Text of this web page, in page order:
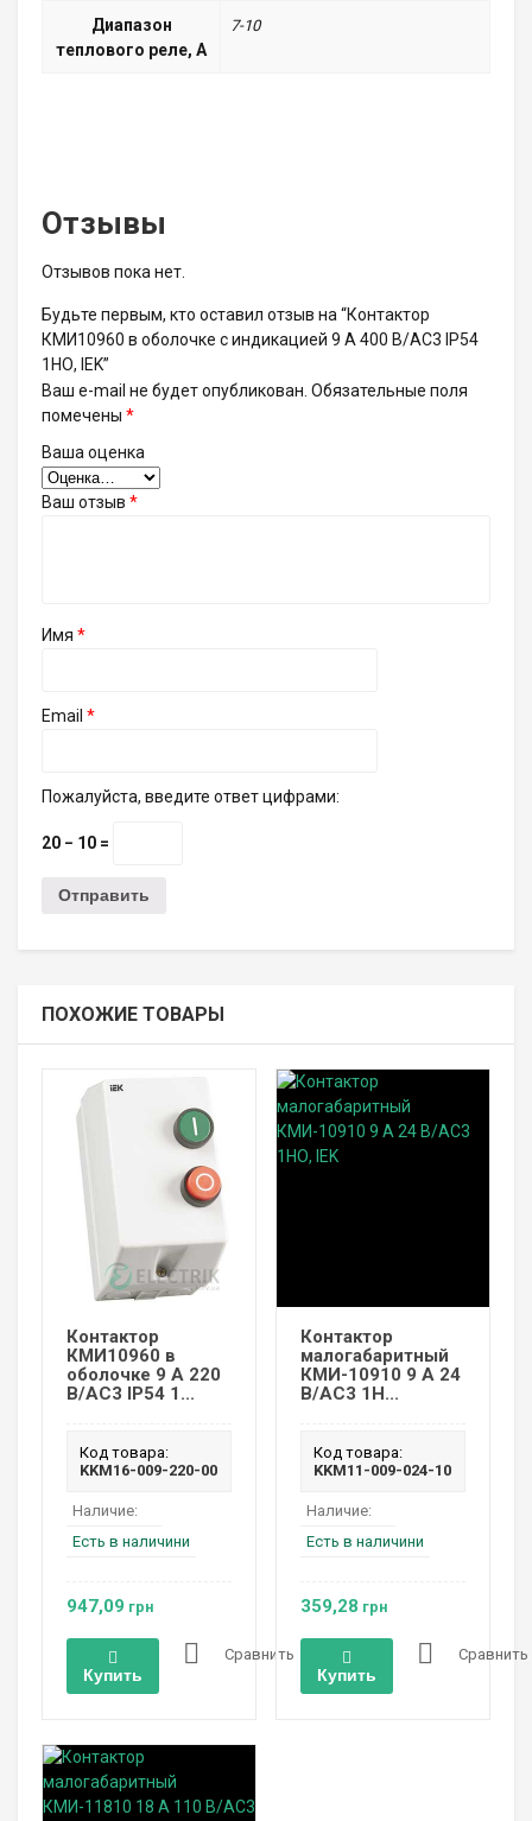
Диапазон
теплового реле, А
7-10
Отзывы
Отзывов пока нет.
Будьте первым, кто оставил отзыв на “Контактор
КМИ10960 в оболочке с индикацией 9 А 400 В/AC3 IP54
1НО, IEK”
Ваш e-mail не будет опубликован. Обязательные поля
помечены *
Ваша оценка
Ваш отзыв *
Имя *
Email *
Пожалуйста, введите ответ цифрами:
20 − 10 =
ПОХОЖИЕ ТОВАРЫ
Контактор
КМИ10960 в
оболочке 9 А 220
В/AC3 IP54 1...
Код товара:
KKM16-009-220-00
Наличие:
Есть в наличини
947,09 грн
Купить
Сравнить
Контактор
малогабаритный
КМИ-10910 9 А 24
В/AC3 1Н...
Код товара:
KKM11-009-024-10
Наличие:
Есть в наличини
359,28 грн
Купить
Сравнить